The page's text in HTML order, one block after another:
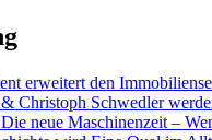
erweitert den
Christoph Schwedler
Die neue Maschinenzeit –